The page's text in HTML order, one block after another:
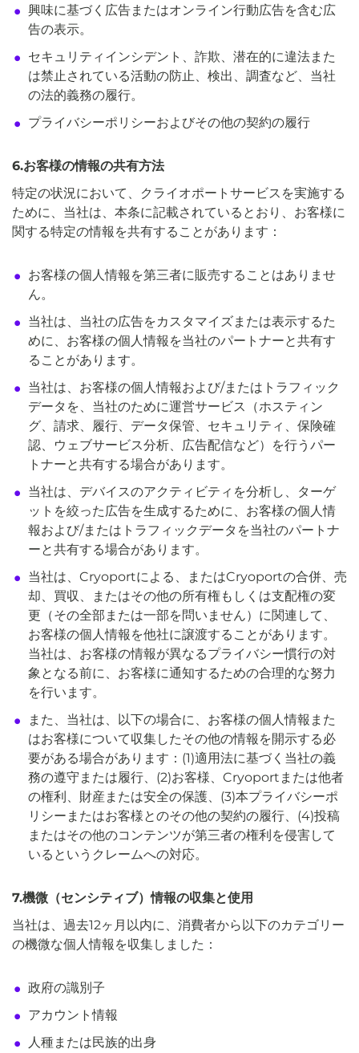
興味に基づく広告またはオンライン行動広告を含む広
告の表示。
セキュリティインシデント、詐欺、潜在的に違法また
は禁止されている活動の防止、検出、調査など、当社
の法的義務の履行。
プライバシーポリシーおよびその他の契約の履行
6.お客様の情報の共有方法
特定の状況において、クライオポートサービスを実施する
ために、当社は、本条に記載されているとおり、お客様に
関する特定の情報を共有することがあります：
お客様の個人情報を第三者に販売することはありませ
ん。
当社は、当社の広告をカスタマイズまたは表示するた
めに、お客様の個人情報を当社のパートナーと共有す
ることがあります。
当社は、お客様の個人情報および/またはトラフィック
データを、当社のために運営サービス（ホスティン
グ、請求、履行、データ保管、セキュリティ、保険確
認、ウェブサービス分析、広告配信など）を行うパー
トナーと共有する場合があります。
当社は、デバイスのアクティビティを分析し、ターゲ
ットを絞った広告を生成するために、お客様の個人情
報および/またはトラフィックデータを当社のパートナ
ーと共有する場合があります。
当社は、Cryoportによる、またはCryoportの合併、売
却、買収、またはその他の所有権もしくは支配権の変
更（その全部または一部を問いません）に関連して、
お客様の個人情報を他社に譲渡することがあります。
当社は、お客様の情報が異なるプライバシー慣行の対
象となる前に、お客様に通知するための合理的な努力
を行います。
また、当社は、以下の場合に、お客様の個人情報また
はお客様について収集したその他の情報を開示する必
要がある場合があります：(1)適用法に基づく当社の義
務の遵守または履行、(2)お客様、Cryoportまたは他者
の権利、財産または安全の保護、(3)本プライバシーポ
リシーまたはお客様とのその他の契約の履行、(4)投稿
またはその他のコンテンツが第三者の権利を侵害して
いるというクレームへの対応。
7.機微（センシティブ）情報の収集と使用
当社は、過去12ヶ月以内に、消費者から以下のカテゴリー
の機微な個人情報を収集しました：
政府の識別子
アカウント情報
人種または民族的出身